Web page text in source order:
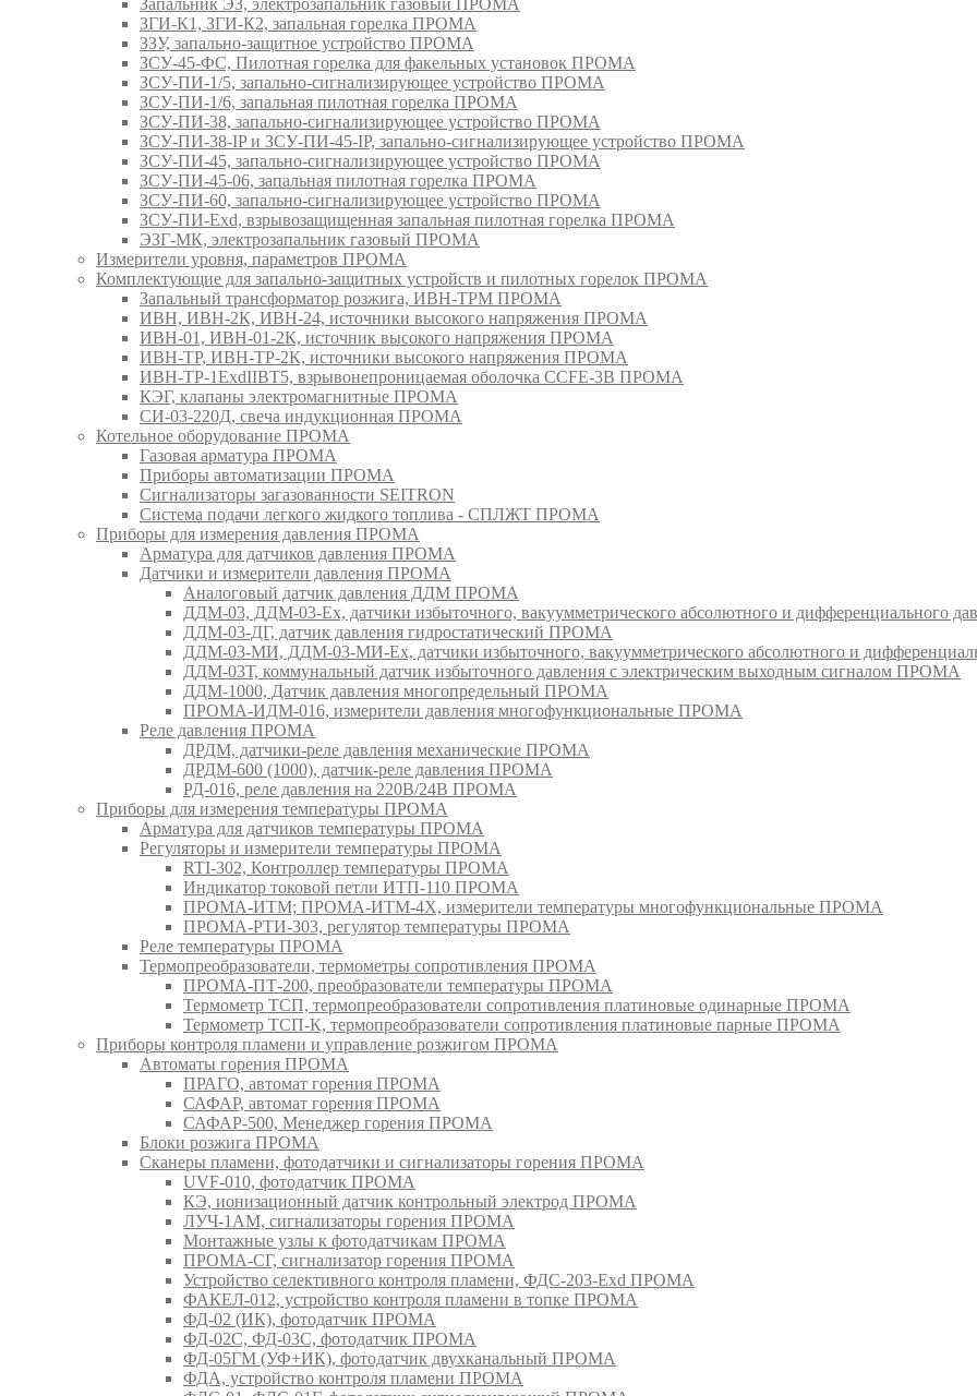
Запальник ЭЗ, электрозапальник газовый ПРОМА
ЗГИ-К1, ЗГИ-К2, запальная горелка ПРОМА
ЗЗУ, запально-защитное устройство ПРОМА
ЗСУ-45-ФС, Пилотная горелка для факельных установок ПРОМА
ЗСУ-ПИ-1/5, запально-сигнализирующее устройство ПРОМА
ЗСУ-ПИ-1/6, запальная пилотная горелка ПРОМА
ЗСУ-ПИ-38, запально-сигнализирующее устройство ПРОМА
ЗСУ-ПИ-38-IP и ЗСУ-ПИ-45-IP, запально-сигнализирующее устройство ПРОМА
ЗСУ-ПИ-45, запально-сигнализирующее устройство ПРОМА
ЗСУ-ПИ-45-06, запальная пилотная горелка ПРОМА
ЗСУ-ПИ-60, запально-сигнализирующее устройство ПРОМА
ЗСУ-ПИ-Exd, взрывозащищенная запальная пилотная горелка ПРОМА
ЭЗГ-МК, электрозапальник газовый ПРОМА
Измерители уровня, параметров ПРОМА
Комплектующие для запально-защитных устройств и пилотных горелок ПРОМА
Запальный трансформатор розжига, ИВН-ТРМ ПРОМА
ИВН, ИВН-2К, ИВН-24, источники высокого напряжения ПРОМА
ИВН-01, ИВН-01-2К, источник высокого напряжения ПРОМА
ИВН-ТР, ИВН-ТР-2К, источники высокого напряжения ПРОМА
ИВН-ТР-1ExdIIBT5, взрывонепроницаемая оболочка CCFE-3B ПРОМА
КЭГ, клапаны электромагнитные ПРОМА
СИ-03-220Д, свеча индукционная ПРОМА
Котельное оборудование ПРОМА
Газовая арматура ПРОМА
Приборы автоматизации ПРОМА
Сигнализаторы загазованности SEITRON
Система подачи легкого жидкого топлива - СПЛЖТ ПРОМА
Приборы для измерения давления ПРОМА
Арматура для датчиков давления ПРОМА
Датчики и измерители давления ПРОМА
Аналоговый датчик давления ДДМ ПРОМА
ДДМ-03, ДДМ-03-Ех, датчики избыточного, вакуумметрического абсолютного и дифференциального
ДДМ-03-ДГ, датчик давления гидростатический ПРОМА
ДДМ-03-МИ, ДДМ-03-МИ-Ех, датчики избыточного, вакуумметрического абсолютного и
ДДМ-03Т, коммунальный датчик избыточного давления с электрическим выходным сигналом ПРОМА
ДДМ-1000, Датчик давления многопредельный ПРОМА
ПРОМА-ИДМ-016, измерители давления многофункциональные ПРОМА
Реле давления ПРОМА
ДРДМ, датчики-реле давления механические ПРОМА
ДРДМ-600 (1000), датчик-реле давления ПРОМА
РД-016, реле давления на 220В/24В ПРОМА
Приборы для измерения температуры ПРОМА
Арматура для датчиков температуры ПРОМА
Регуляторы и измерители температуры ПРОМА
RTI-302, Контроллер температуры ПРОМА
Индикатор токовой петли ИТП-110 ПРОМА
ПРОМА-ИТМ; ПРОМА-ИТМ-4Х, измерители температуры многофункциональные ПРОМА
ПРОМА-РТИ-303, регулятор температуры ПРОМА
Реле температуры ПРОМА
Термопреобразователи, термометры сопротивления ПРОМА
ПРОМА-ПТ-200, преобразователи температуры ПРОМА
Термометр ТСП, термопреобразователи сопротивления платиновые одинарные ПРОМА
Термометр ТСП-К, термопреобразователи сопротивления платиновые парные ПРОМА
Приборы контроля пламени и управление розжигом ПРОМА
Автоматы горения ПРОМА
ПРАГО, автомат горения ПРОМА
САФАР, автомат горения ПРОМА
САФАР-500, Менеджер горения ПРОМА
Блоки розжига ПРОМА
Сканеры пламени, фотодатчики и сигнализаторы горения ПРОМА
UVF-010, фотодатчик ПРОМА
КЭ, ионизационный датчик контрольный электрод ПРОМА
ЛУЧ-1АМ, сигнализаторы горения ПРОМА
Монтажные узлы к фотодатчикам ПРОМА
ПРОМА-СГ, сигнализатор горения ПРОМА
Устройство селективного контроля пламени, ФДС-203-Exd ПРОМА
ФАКЕЛ-012, устройство контроля пламени в топке ПРОМА
ФД-02 (ИК), фотодатчик ПРОМА
ФД-02С, ФД-03С, фотодатчик ПРОМА
ФД-05ГМ (УФ+ИК), фотодатчик двухканальный ПРОМА
ФДА, устройство контроля пламени ПРОМА